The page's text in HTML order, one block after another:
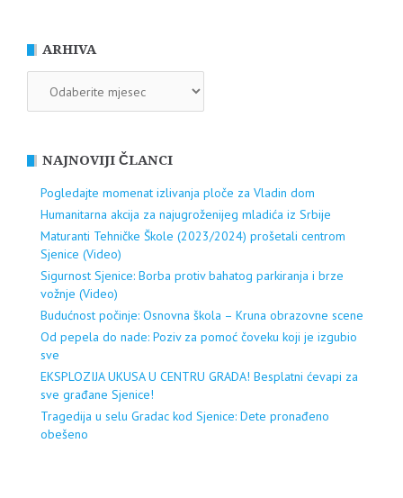
ARHIVA
NAJNOVIJI ČLANCI
Pogledajte momenat izlivanja ploče za Vladin dom
Humanitarna akcija za najugroženijeg mladića iz Srbije
Maturanti Tehničke Škole (2023/2024) prošetali centrom
Sjenice (Video)
Sigurnost Sjenice: Borba protiv bahatog parkiranja i brze
vožnje (Video)
Budućnost počinje: Osnovna škola – Kruna obrazovne scene
Od pepela do nade: Poziv za pomoć čoveku koji je izgubio
sve
EKSPLOZIJA UKUSA U CENTRU GRADA! Besplatni ćevapi za
sve građane Sjenice!
Tragedija u selu Gradac kod Sjenice: Dete pronađeno
obešeno